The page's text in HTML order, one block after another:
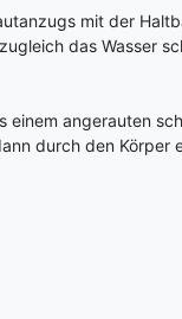
mit der
das Wasser
einem angerauten
durch den Körper